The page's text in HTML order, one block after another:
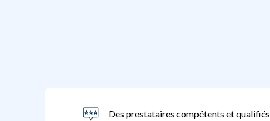
Des prestataires compétents et qualifiés